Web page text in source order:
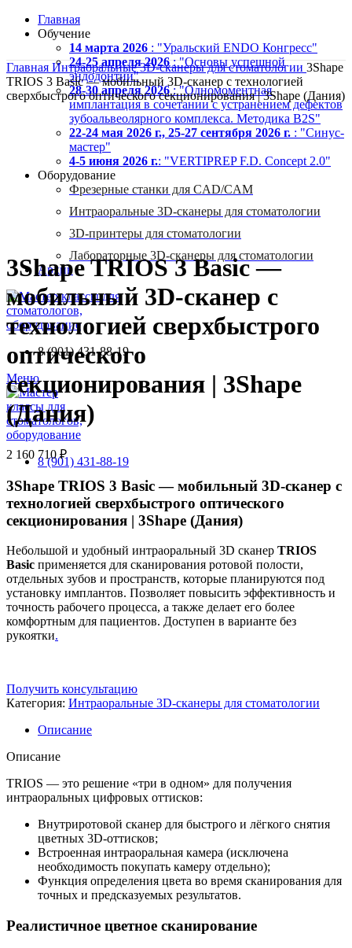
Главная
Обучение
14 марта 2026 : "Уральский ENDO Конгресс"
24-25 апреля 2026: "Основы успешной
эндодонтии"
28-30 апреля 2026: "Одномоментная
имплантация в сочетании с устранением дефектов
зубоальвеолярного комплекса. Методика B2S"
22-24 мая 2026 г., 25-27 сентября 2026 г. : "Синус-
мастер"
4-5 июня 2026 г.: "VERTIPREP F.D. Concept 2.0"
Оборудование
Фрезерные станки для CAD/CAM
Интраоральные 3D-сканеры для стоматологии
3D-принтеры для стоматологии
Лабораторные 3D-сканеры для стоматологии
Архив
8 (901) 431-88-19
Меню
8 (901) 431-88-19
Главная Интраоральные 3D-сканеры для стоматологии 3Shape
TRIOS 3 Basic — мобильный 3D-сканер с технологией
сверхбыстрого оптического секционирования | 3Shape (Дания)
Увеличить
3Shape TRIOS 3 Basic —
мобильный 3D-сканер с
технологией сверхбыстрого
оптического
секционирования | 3Shape
(Дания)
2 160 710₽
3Shape TRIOS 3 Basic — мобильный 3D-сканер с
технологией сверхбыстрого оптического
секционирования | 3Shape (Дания)
Небольшой и удобный интраоральный 3D сканер TRIOS
Basic применяется для сканирования ротовой полости,
отдельных зубов и пространств, которые планируются под
установку имплантов. Позволяет повысить эффективность и
точность рабочего процесса, а также делает его более
комфортным для пациентов. Доступен в варианте без
рукоятки.
Получить консультацию
Категория: Интраоральные 3D-сканеры для стоматологии
Описание
Описание
TRIOS — это решение «три в одном» для получения
интраоральных цифровых оттисков:
Внутриротовой сканер для быстрого и лёгкого снятия
цветных 3D-оттисков;
Встроенная интраоральная камера (исключена
необходимость покупать камеру отдельно);
Функция определения цвета во время сканирования для
точных и предсказуемых результатов.
Реалистичное цветное сканирование